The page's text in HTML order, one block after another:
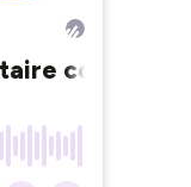
contre la